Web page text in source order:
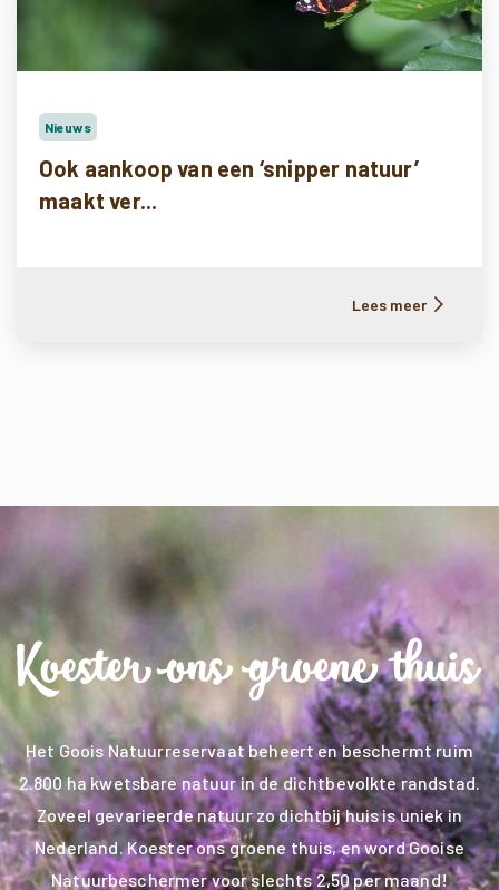
Nieuws
Ook aankoop van een ‘snipper natuur’
maakt ver...
Lees meer
Het Goois Natuurreservaat beheert en beschermt ruim
2.800 ha kwetsbare natuur in de dichtbevolkte randstad.
Zoveel gevarieerde natuur zo dichtbij huis is uniek in
Nederland. Koester ons groene thuis, en word Gooise
Natuurbeschermer voor slechts 2,50 per maand!